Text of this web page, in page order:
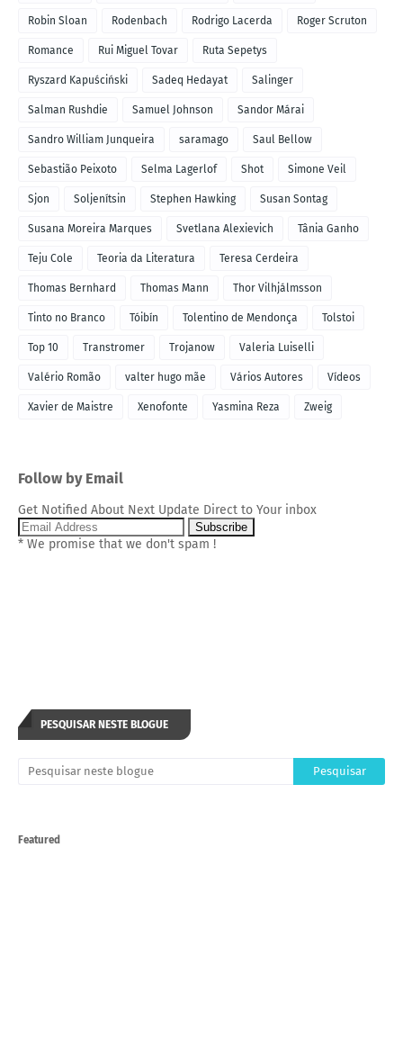
Robin Sloan Rodenbach Rodrigo Lacerda Roger Scruton
Romance Rui Miguel Tovar Ruta Sepetys
Ryszard Kapuściński Sadeq Hedayat Salinger
Salman Rushdie Samuel Johnson Sandor Márai
Sandro William Junqueira saramago Saul Bellow
Sebastião Peixoto Selma Lagerlof Shot Simone Veil
Sjon Soljenítsin Stephen Hawking Susan Sontag
Susana Moreira Marques Svetlana Alexievich Tânia Ganho
Teju Cole Teoria da Literatura Teresa Cerdeira
Thomas Bernhard Thomas Mann Thor Vilhjálmsson
Tinto no Branco Tóibín Tolentino de Mendonça Tolstoi
Top 10 Transtromer Trojanow Valeria Luiselli
Valério Romão valter hugo mãe Vários Autores Vídeos
Xavier de Maistre Xenofonte Yasmina Reza Zweig
Follow by Email
Get Notified About Next Update Direct to Your inbox
* We promise that we don't spam !
PESQUISAR NESTE BLOGUE
Featured